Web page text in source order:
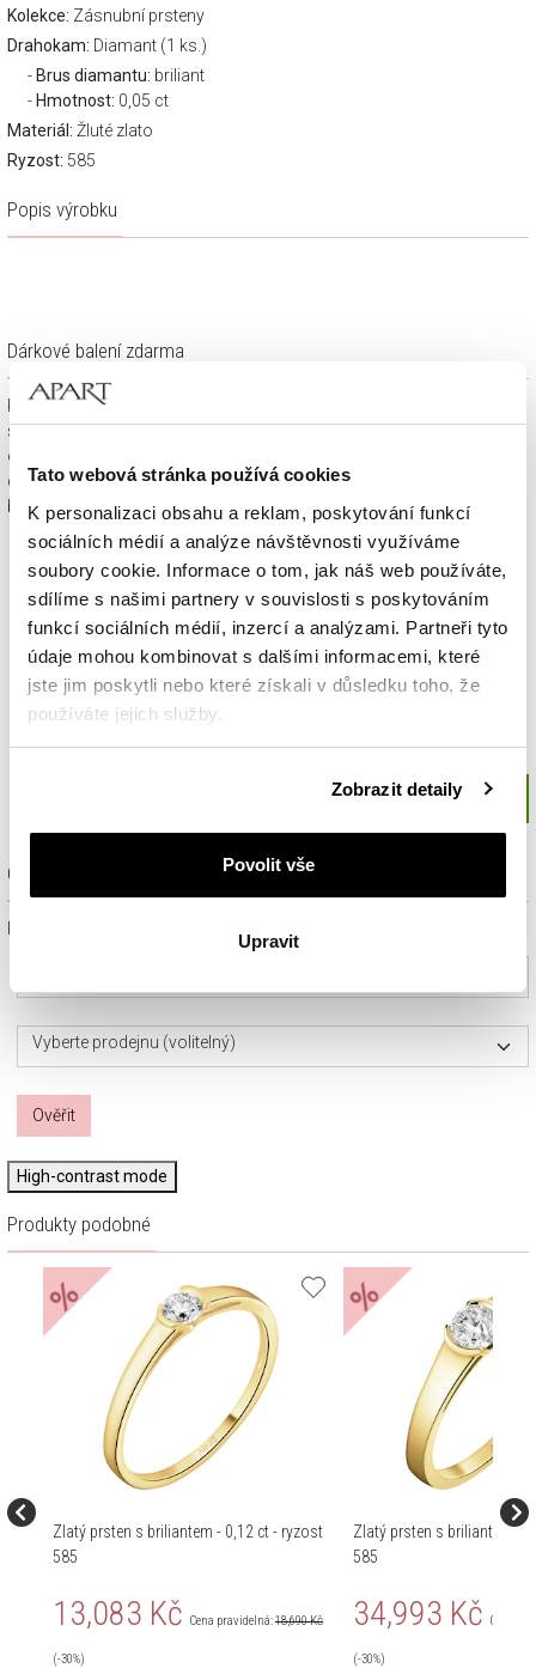
Tato webová stránka používá cookies
K personalizaci obsahu a reklam, poskytování funkcí
sociálních médií a analýze návštěvnosti využíváme
soubory cookie. Informace o tom, jak náš web používáte,
sdílíme s našimi partnery v souvislosti s poskytováním
funkcí sociálních médií, inzercí a analýzami. Partneři tyto
údaje mohou kombinovat s dalšími informacemi, které
jste jim poskytli nebo které získali v důsledku toho, že
používáte jejich služby.
Zásadách ochrany osobních údajů
Zobrazit detaily
Povolit vše
Upravit
Kolekce: Zásnubní prsteny
Drahokam: Diamant (1 ks.)
Brus diamantu: briliant
Hmotnost: 0,05 ct
Materiál: Žluté zlato
Ryzost: 585
Popis výrobku
Dárkové balení zdarma
Klenotnické výrobky zakoupené na e-shopu Apart.cz obdržíte
spolu s dárkovou krabičkou a taštičkou – v závislosti na
objednaném sortimentu. Váš nákup se tak stane krásným
dárkem, který můžete bez dalších příprav věnovat svým
blízkým.
Ověřit dostupnost a rezervovat na prodejně
Prosím, vyberte ze seznamu město nebo konkrétní prodejnu
Vyberte prodejnu (volitelný)
Ověřit
High-contrast mode
Produkty podobné
%
Zlatý prsten s briliantem - 0,12 ct - ryzost
585
13,083 Kč Cena pravidelná:18,690 Kč
(-30%)
%
Zlatý prsten s briliantem -
585
34,993 Kč Cena
(-30%)